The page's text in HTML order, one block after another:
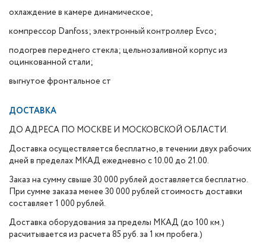
охлаждение в камере динамическое;
компрессор Danfoss; электронный контроллер Evco;
подогрев переднего стекла; цельнозаливной корпус из
оцинкованной стали;
выгнутое фронтальное ст
ДОСТАВКА
ДО АДРЕСА ПО МОСКВЕ И МОСКОВСКОЙ ОБЛАСТИ.
Доставка осуществляется бесплатно, в течении двух рабочих
дней в пределах МКАД ежедневно с 10.00 до 21.00.
Заказ на сумму свыше 30 000 рублей доставляется бесплатно.
При сумме заказа менее 30 000 рублей стоимость доставки
составляет 1 000 рублей.
Доставка оборудования за пределы МКАД (до 100 км.)
расчитывается из расчета 85 руб. за 1 км пробега.)